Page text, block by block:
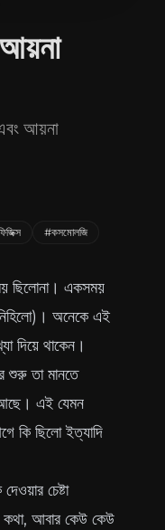
আয়না
#কসমোলজি
ছিলোনা। একসময়
অনেকে এই
দিয়ে থাকেন।
শুরু তা মানতে
এই যেমন
কি ছিলো ইত্যাদি
চেষ্টা
কথা, আবার কেউ কেউ